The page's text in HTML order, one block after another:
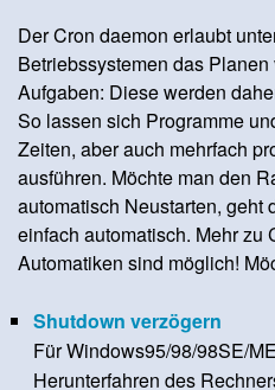
Der Cron daemon erlaubt
Betriebssystemen das
Aufgaben: Diese werden
So lassen sich Programme
Zeiten, aber auch mehrfach
ausführen. Möchte man den
automatisch Neustarten, geht
einfach automatisch. Mehr zu
Automatiken sind möglich!
Shutdown verzögern
Für Windows95/98/98SE/
Herunterfahren des